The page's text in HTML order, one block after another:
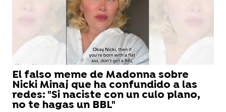
El falso meme de Madonna sobre
Nicki Minaj que ha confundido a las
redes: "Si naciste con un culo plano,
no te hagas un BBL"